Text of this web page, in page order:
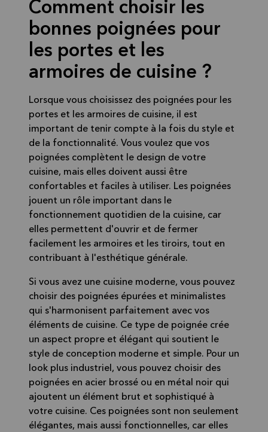
Comment choisir les
bonnes poignées pour
les portes et les
armoires de cuisine ?
Lorsque vous choisissez des poignées pour les
portes et les armoires de cuisine, il est
important de tenir compte à la fois du style et
de la fonctionnalité. Vous voulez que vos
poignées complètent le design de votre
cuisine, mais elles doivent aussi être
confortables et faciles à utiliser. Les poignées
jouent un rôle important dans le
fonctionnement quotidien de la cuisine, car
elles permettent d'ouvrir et de fermer
facilement les armoires et les tiroirs, tout en
contribuant à l'esthétique générale.
Si vous avez une cuisine moderne, vous pouvez
choisir des poignées épurées et minimalistes
qui s'harmonisent parfaitement avec vos
éléments de cuisine. Ce type de poignée crée
un aspect propre et élégant qui soutient le
style de conception moderne et simple. Pour un
look plus industriel, vous pouvez choisir des
poignées en acier brossé ou en métal noir qui
ajoutent un élément brut et sophistiqué à
votre cuisine. Ces poignées sont non seulement
élégantes, mais aussi fonctionnelles, car elles